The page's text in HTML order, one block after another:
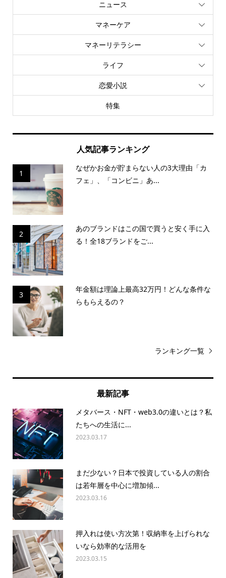
ニュース
マネーケア
マネーリテラシー
ライフ
恋愛小説
特集
人気記事ランキング
1
なぜかお金が貯まらない人の3大理由「カ
フェ」、「コンビニ」あ...
2
あのブランドはこの国で買うと安く手に入
る！全18ブランドをご...
3
年金額は理論上最高32万円！どんな条件な
らもらえるの？
ランキング一覧
最新記事
メタバース・NFT・web3.0の違いとは？私
たちへの生活に...
2023.03.17
まだ少ない？日本で投資している人の割合
は若年層を中心に増加傾...
2023.03.16
押入れは使い方次第！収納率を上げられな
いなら効率的な活用を
2023.03.15